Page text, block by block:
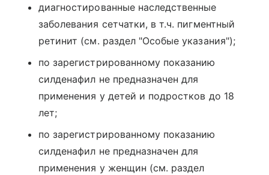
диагностированные наследственные
заболевания сетчатки, в т.ч. пигментный
ретинит (см. раздел "Особые указания");
по зарегистрированному показанию
силденафил не предназначен для
применения у детей и подростков до 18
лет;
по зарегистрированному показанию
силденафил не предназначен для
применения у женщин (см. раздел